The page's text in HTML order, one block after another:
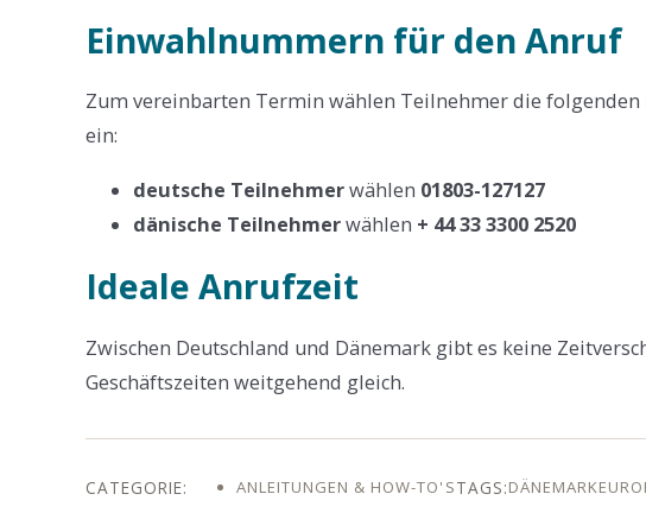
Einwahlnummern für den Anruf
Zum vereinbarten Termin wählen Teilnehmer die
ein:
deutsche Teilnehmerwählen 01803-127127
dänische Teilnehmerwählen + 44 33 3300 2520
Ideale Anrufzeit
Zwischen Deutschland und Dänemark gibt es keine
Geschäftszeiten weitgehend gleich.
ANLEITUNGEN & HOW-TO'S DÄNEMARK